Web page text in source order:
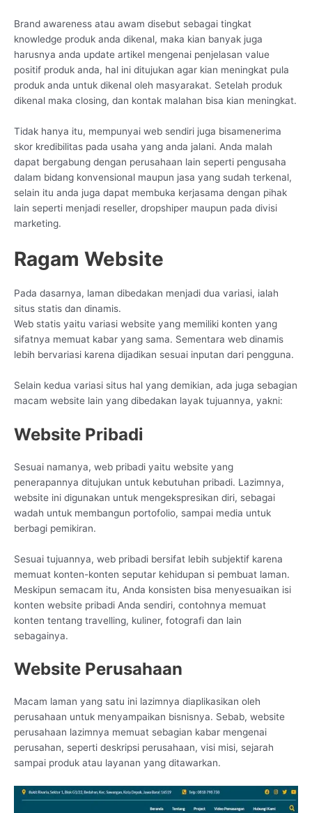
Brand awareness atau awam disebut sebagai tingkat
knowledge produk anda dikenal, maka kian banyak juga
harusnya anda update artikel mengenai penjelasan value
positif produk anda, hal ini ditujukan agar kian meningkat pula
produk anda untuk dikenal oleh masyarakat. Setelah produk
dikenal maka closing, dan kontak malahan bisa kian meningkat.
Tidak hanya itu, mempunyai web sendiri juga bisamenerima
skor kredibilitas pada usaha yang anda jalani. Anda malah
dapat bergabung dengan perusahaan lain seperti pengusaha
dalam bidang konvensional maupun jasa yang sudah terkenal,
selain itu anda juga dapat membuka kerjasama dengan pihak
lain seperti menjadi reseller, dropshiper maupun pada divisi
marketing.
Ragam Website
Pada dasarnya, laman dibedakan menjadi dua variasi, ialah
situs statis dan dinamis.
Web statis yaitu variasi website yang memiliki konten yang
sifatnya memuat kabar yang sama. Sementara web dinamis
lebih bervariasi karena dijadikan sesuai inputan dari pengguna.
Selain kedua variasi situs hal yang demikian, ada juga sebagian
macam website lain yang dibedakan layak tujuannya, yakni:
Website Pribadi
Sesuai namanya, web pribadi yaitu website yang
penerapannya ditujukan untuk kebutuhan pribadi. Lazimnya,
website ini digunakan untuk mengekspresikan diri, sebagai
wadah untuk membangun portofolio, sampai media untuk
berbagi pemikiran.
Sesuai tujuannya, web pribadi bersifat lebih subjektif karena
memuat konten-konten seputar kehidupan si pembuat laman.
Meskipun semacam itu, Anda konsisten bisa menyesuaikan isi
konten website pribadi Anda sendiri, contohnya memuat
konten tentang travelling, kuliner, fotografi dan lain
sebagainya.
Website Perusahaan
Macam laman yang satu ini lazimnya diaplikasikan oleh
perusahaan untuk menyampaikan bisnisnya. Sebab, website
perusahaan lazimnya memuat sebagian kabar mengenai
perusahan, seperti deskripsi perusahaan, visi misi, sejarah
sampai produk atau layanan yang ditawarkan.